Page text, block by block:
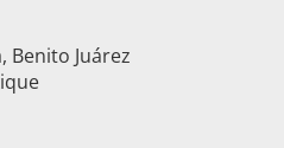
Benito Juárez